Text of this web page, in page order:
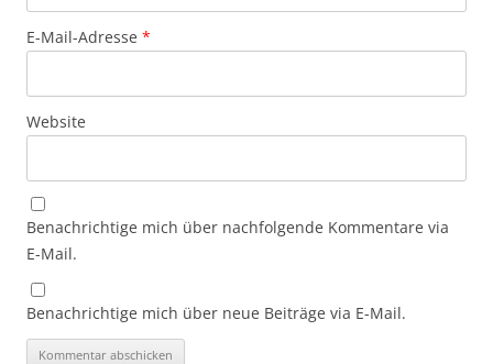
E-Mail-Adresse *
Website
Benachrichtige mich über nachfolgende Kommentare via
E-Mail.
Benachrichtige mich über neue Beiträge via E-Mail.